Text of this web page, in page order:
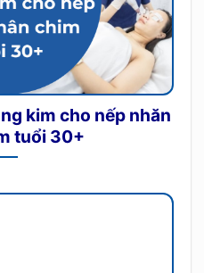
kim cho nếp nhăn
tuổi 30+